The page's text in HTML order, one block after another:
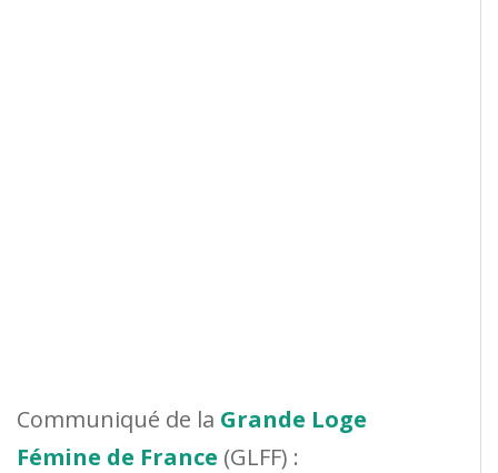
Communiqué de la Grande Loge
Fémine de France (GLFF) :